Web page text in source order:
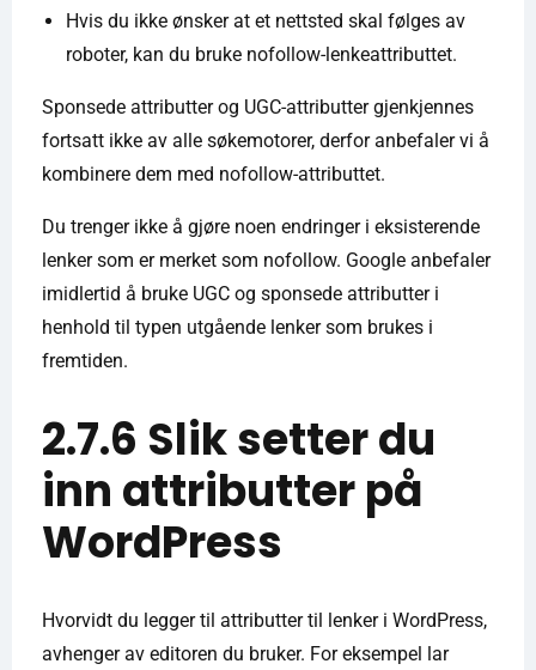
Hvis du ikke ønsker at et nettsted skal følges av
roboter, kan du bruke nofollow-lenkeattributtet.
Sponsede attributter og UGC-attributter gjenkjennes
fortsatt ikke av alle søkemotorer, derfor anbefaler vi å
kombinere dem med nofollow-attributtet.
Du trenger ikke å gjøre noen endringer i eksisterende
lenker som er merket som nofollow. Google anbefaler
imidlertid å bruke UGC og sponsede attributter i
henhold til typen utgående lenker som brukes i
fremtiden.
2.7.6 Slik setter du
inn attributter på
WordPress
Hvorvidt du legger til attributter til lenker i WordPress,
avhenger av editoren du bruker. For eksempel lar